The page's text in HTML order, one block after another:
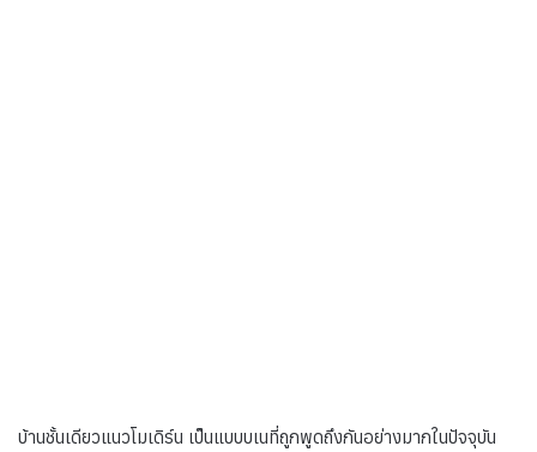
บ้านชั้นเดียวแนวโมเดิร์น เป็นแบบบเนที่ถูกพูดถึงกันอย่างมากในปัจจุบัน